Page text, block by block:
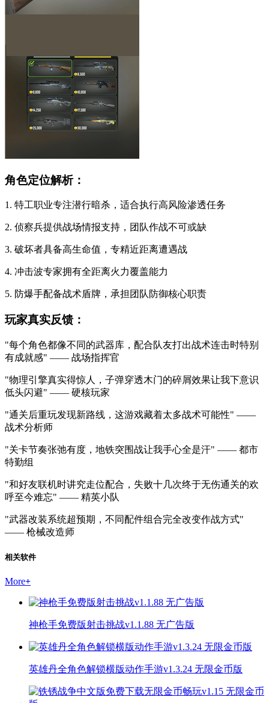
角色定位解析：
1. 特工职业专注潜行暗杀，适合执行高风险渗透任务
2. 侦察兵提供战场情报支持，团队作战不可或缺
3. 破坏者具备高生命值，专精近距离遭遇战
4. 冲击波专家拥有全距离火力覆盖能力
5. 防爆手配备战术盾牌，承担团队防御核心职责
玩家真实反馈：
"每个角色都像不同的武器库，配合队友打出战术连击时特别
有成就感" —— 战场指挥官
"物理引擎真实得惊人，子弹穿透木门的碎屑效果让我下意识
低头闪避" —— 硬核玩家
"通关后重玩发现新路线，这游戏藏着太多战术可能性" ——
战术分析师
"关卡节奏张弛有度，地铁突围战让我手心全是汗" —— 都市
特勤组
"和好友联机时讲究走位配合，失败十几次终于无伤通关的欢
呼至今难忘" —— 精英小队
"武器改装系统超预期，不同配件组合完全改变作战方式"
—— 枪械改造师
相关软件
More+
神枪手免费版射击挑战v1.1.88 无广告版
英雄丹全角色解锁横版动作手游v1.3.24 无限金币版